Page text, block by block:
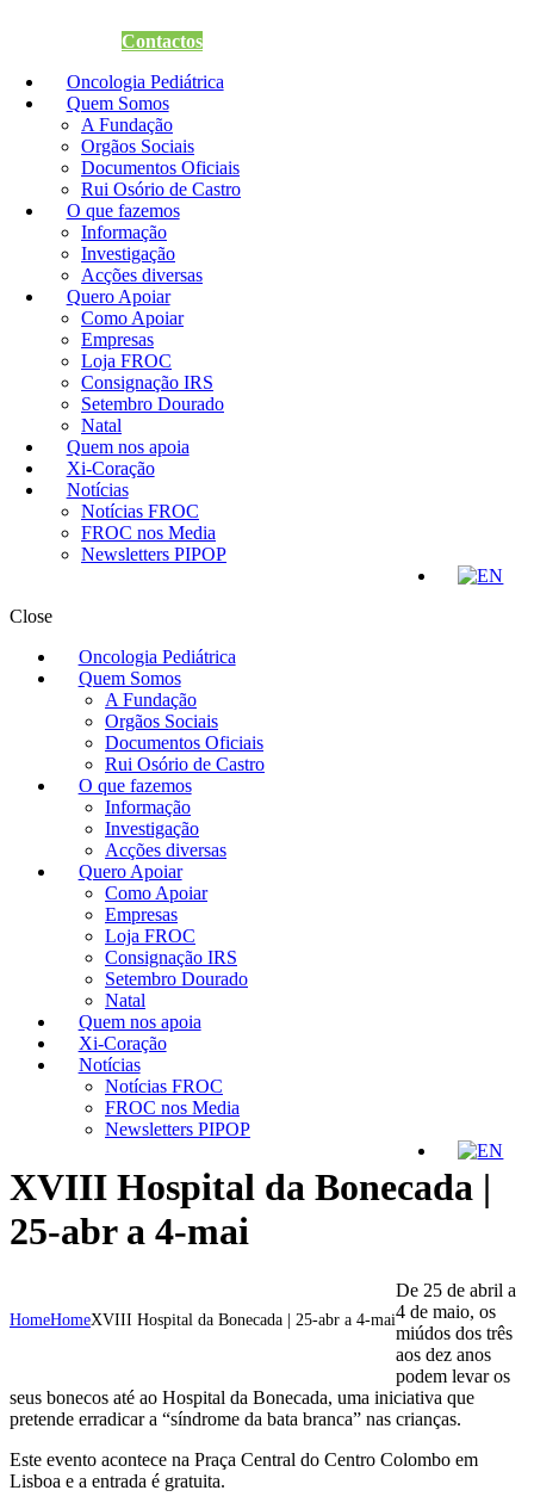
Contactos
Oncologia Pediátrica
Quem Somos
A Fundação
Orgãos Sociais
Documentos Oficiais
Rui Osório de Castro
O que fazemos
Informação
Investigação
Acções diversas
Quero Apoiar
Como Apoiar
Empresas
Loja FROC
Consignação IRS
Setembro Dourado
Natal
Quem nos apoia
Xi-Coração
Notícias
Notícias FROC
FROC nos Media
Newsletters PIPOP
Close
Oncologia Pediátrica
Quem Somos
A Fundação
Orgãos Sociais
Documentos Oficiais
Rui Osório de Castro
O que fazemos
Informação
Investigação
Acções diversas
Quero Apoiar
Como Apoiar
Empresas
Loja FROC
Consignação IRS
Setembro Dourado
Natal
Quem nos apoia
Xi-Coração
Notícias
Notícias FROC
FROC nos Media
Newsletters PIPOP
XVIII Hospital da Bonecada |
25-abr a 4-mai
HomeHomeXVIII Hospital da Bonecada | 25-abr a 4-mai
De 25 de abril a
4 de maio, os
miúdos dos três
aos dez anos
podem levar os
seus bonecos até ao Hospital da Bonecada, uma iniciativa que
pretende erradicar a “síndrome da bata branca” nas crianças.
Este evento acontece na Praça Central do Centro Colombo em
Lisboa e a entrada é gratuita.